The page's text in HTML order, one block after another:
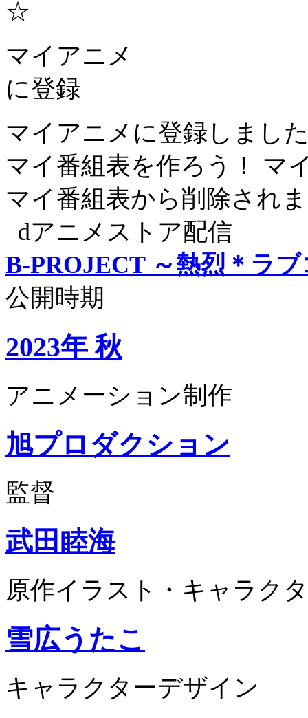
☆
マイアニメ
に登録
マイアニメに登録しまし
マイ番組表を作ろう！
マ
マイ番組表から削除され
dアニメストア配信
B-PROJECT ～熱烈＊ラ
公開時期
2023年 秋
アニメーション制作
旭プロダクション
監督
武田睦海
原作イラスト・キャラク
雪広うたこ
キャラクターデザイン